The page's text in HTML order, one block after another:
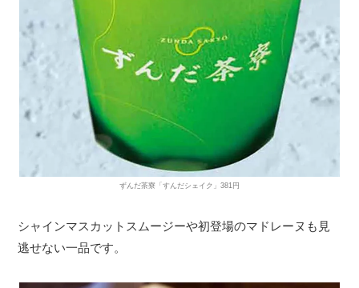
ずんだ茶寮「すんだシェイク」381円
シャインマスカットスムージーや初登場のマドレーヌも見
逃せない一品です。